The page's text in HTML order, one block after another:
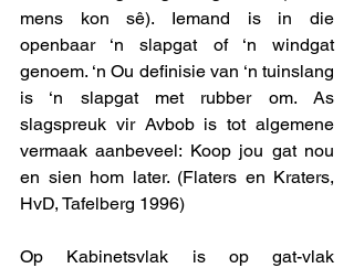
mens kon sê). Iemand is in die
openbaar ‘n slapgat of ‘n windgat
genoem. ‘n Ou definisie van ‘n tuinslang
is ‘n slapgat met rubber om. As
slagspreuk vir Avbob is tot algemene
vermaak aanbeveel: Koop jou gat nou
en sien hom later. (Flaters en Kraters,
HvD, Tafelberg 1996)
Op Kabinetsvlak is op gat-vlak